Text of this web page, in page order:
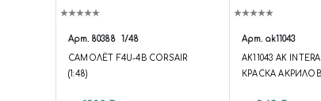
Арт. 80388 1/48
САМОЛЁТ F4U-4B CORSAIR
(1:48)
Арт. ak11043
AK11043 AK
КРАСКА